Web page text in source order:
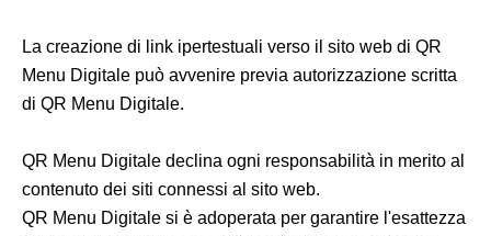
La creazione di link ipertestuali verso il sito web di QR
Menu Digitale può avvenire previa autorizzazione scritta
di QR Menu Digitale.
QR Menu Digitale declina ogni responsabilità in merito al
contenuto dei siti connessi al sito web.
QR Menu Digitale si è adoperata per garantire l'esattezza